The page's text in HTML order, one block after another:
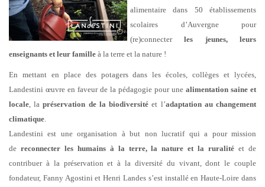
alimentaire dans 50 établissements
scolaires d’Auvergne pour
(re)connecterles jeunes, leurs
enseignants et leur famille à la terre et la nature !
En mettant en place des potagers dans les écoles, collèges et lycées,
Landestini œuvre en faveur de la pédagogie pour une alimentation saine et
locale , lapréservation de la biodiversité et l’adaptation au changement
climatique
Landestini est une organisation à but non lucratif qui a pour mission
de reconnecter les humains à la terre, la nature et la ruralité et de
contribuer à la préservation et à la diversité du vivant, dont le couple
fondateur, Fanny Agostini et Henri Landes s’est installé en Haute-Loire dans